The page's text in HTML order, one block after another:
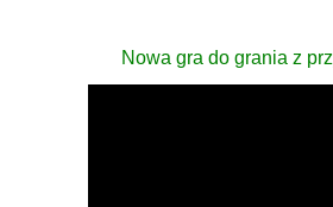
Nowa gra do grania z